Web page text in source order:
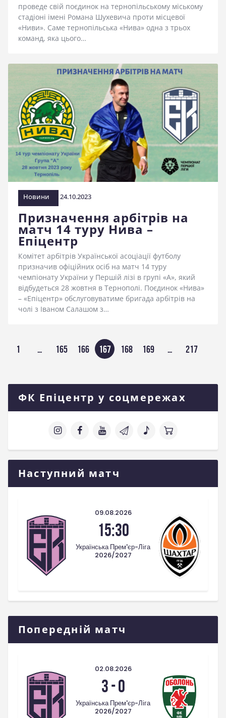
проведе свій поєдинок на тернопільському міському
стадіоні імені Романа Шухевича проти місцевої
«Ниви». Саме тернопільська «Нива» одна з трьох
команд, яка цього…
Новини 24.10.2023
Призначення арбітрів на
матч 14 туру Нива –
Епіцентр
Комітет арбітрів Української асоціації футболу
призначив офіційних осіб на матч 14 туру
чемпіонату України у Першій лізі в групі «А», який
відбудеться 28 жовтня в Тернополі. Поєдинок «Нива»
– «Епіцентр» обслуговуватиме бригада арбітрів на
чолі з Іваном Салашом з…
Пагінація
записів
СТОРІНКА
1 … СТОРІНКА
165 СТОРІНКА
166 СТОРІНКА
167 СТОРІНКА
168 СТОРІНКА
169 … 217
ФК Епіцентр у соцмережах
Наступний матч
09.08.2026
15:30
Українська Прем'єр-Ліга
2026/2027
Попередній матч
02.08.2026
3-0
Українська Прем'єр-Ліга
2026/2027